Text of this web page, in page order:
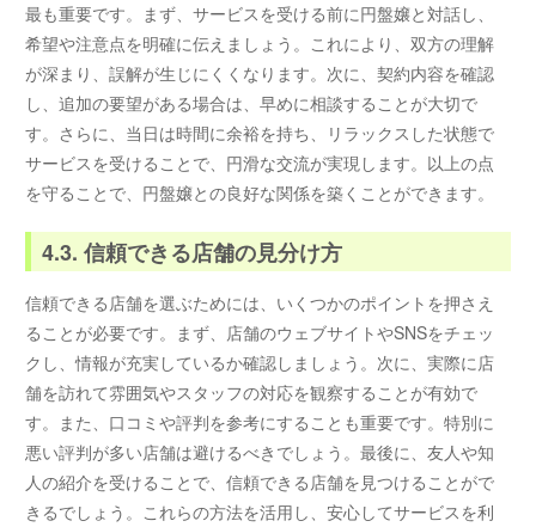
最も重要です。まず、サービスを受ける前に円盤嬢と対話し、
希望や注意点を明確に伝えましょう。これにより、双方の理解
が深まり、誤解が生じにくくなります。次に、契約内容を確認
し、追加の要望がある場合は、早めに相談することが大切で
す。さらに、当日は時間に余裕を持ち、リラックスした状態で
サービスを受けることで、円滑な交流が実現します。以上の点
を守ることで、円盤嬢との良好な関係を築くことができます。
4.3. 信頼できる店舗の見分け方
信頼できる店舗を選ぶためには、いくつかのポイントを押さえ
ることが必要です。まず、店舗のウェブサイトやSNSをチェッ
クし、情報が充実しているか確認しましょう。次に、実際に店
舗を訪れて雰囲気やスタッフの対応を観察することが有効で
す。また、口コミや評判を参考にすることも重要です。特別に
悪い評判が多い店舗は避けるべきでしょう。最後に、友人や知
人の紹介を受けることで、信頼できる店舗を見つけることがで
きるでしょう。これらの方法を活用し、安心してサービスを利